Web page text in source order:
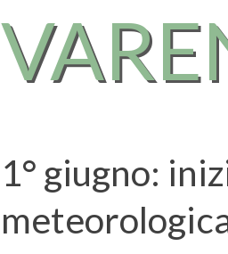
1° giugno: